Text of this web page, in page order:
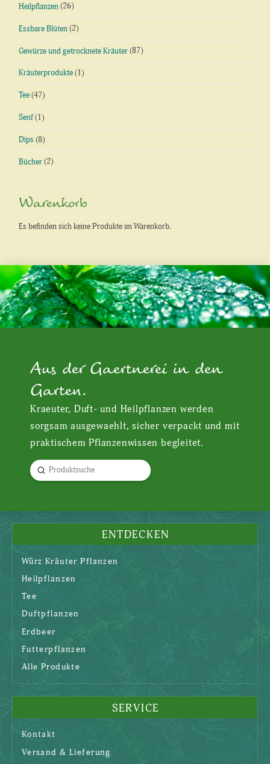
Heilpflanzen (26)
Essbare Blüten (2)
Gewürze und getrocknete Kräuter (87)
Kräuterprodukte (1)
Tee (47)
Senf(1)
Dips (8)
Bücher (2)
Warenkorb
Es befinden sich keine Produkte im Warenkorb.
Aus der Gaertnerei in den
Garten.
Kraeuter, Duft- und Heilpflanzen werden
sorgsam ausgewaehlt, sicher verpackt und mit
praktischem Pflanzenwissen begleitet.
Search
Submit
ENTDECKEN
Würz Kräuter Pflanzen
Heilpflanzen
Tee
Duftpflanzen
Erdbeer
Futterpflanzen
Alle Produkte
SERVICE
Kontakt
Versand & Lieferung